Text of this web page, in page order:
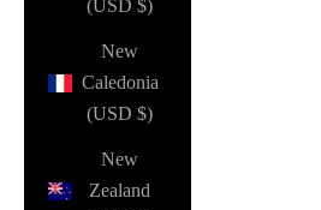
(USD $)
New
Caledonia
(USD $)
New
Zealand